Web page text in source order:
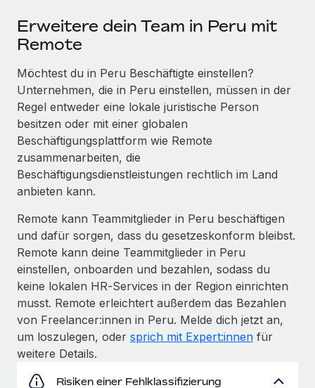
Erweitere dein Team in Peru mit
Remote
Möchtest du in Peru Beschäftigte einstellen?
Unternehmen, die in Peru einstellen, müssen in der
Regel entweder eine lokale juristische Person
besitzen oder mit einer globalen
Beschäftigungs­plattform wie Remote
zusammenarbeiten, die
Beschäftigungs­dienstleistungen rechtlich im Land
anbieten kann.
Remote kann Teammitglieder in Peru beschäftigen
und dafür sorgen, dass du gesetzeskonform bleibst.
Remote kann deine Teammitglieder in Peru
einstellen, onboarden und bezahlen, sodass du
keine lokalen HR‑Services in der Region einrichten
musst. Remote erleichtert außerdem das Bezahlen
von Freelancer:innen in Peru. Melde dich jetzt an,
um loszulegen, oder sprich mit Expert:innen für
weitere Details.
Risiken einer Fehlklassifizierung